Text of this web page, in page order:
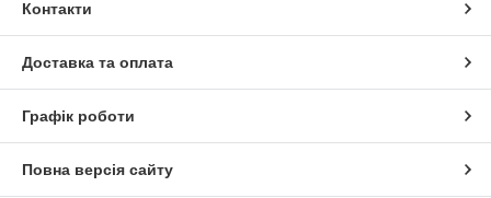
Контакти
Доставка та оплата
Графік роботи
Повна версія сайту